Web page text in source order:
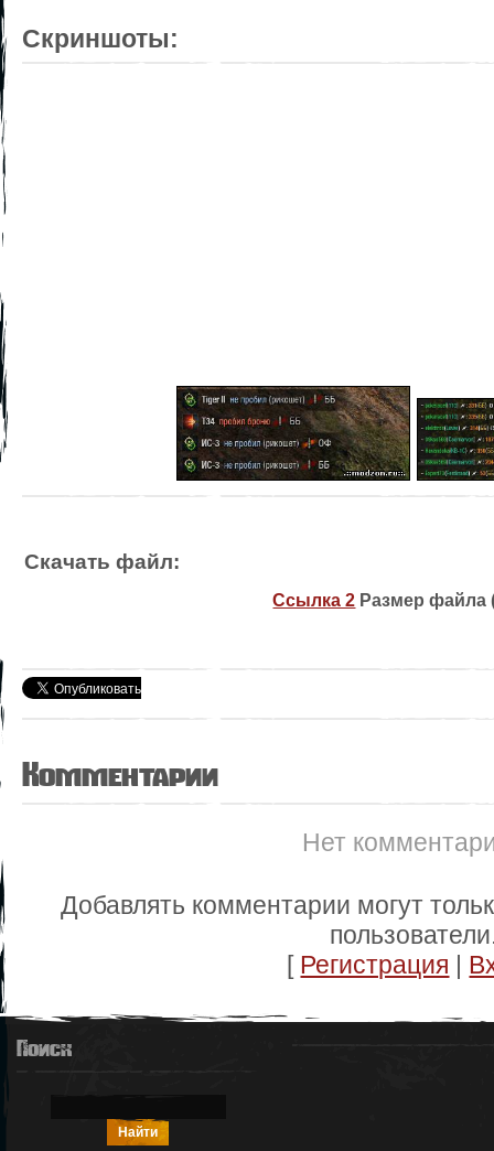
Скриншоты:
Скачать файл:
Ссылка 2 Размер файла
Комментарии
Нет
Добавлять комментарии могут
[ Регистрация |
Поиск